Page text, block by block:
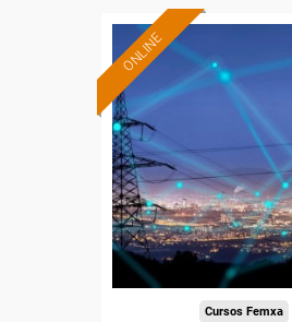
ONLINE
Cursos Femxa